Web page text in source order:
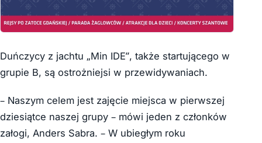
Duńczycy z jachtu „Min IDE”, także startującego w
grupie B, są ostrożniejsi w przewidywaniach.
– Naszym celem jest zajęcie miejsca w pierwszej
dziesiątce naszej grupy – mówi jeden z członków
załogi, Anders Sabra. – W ubiegłym roku